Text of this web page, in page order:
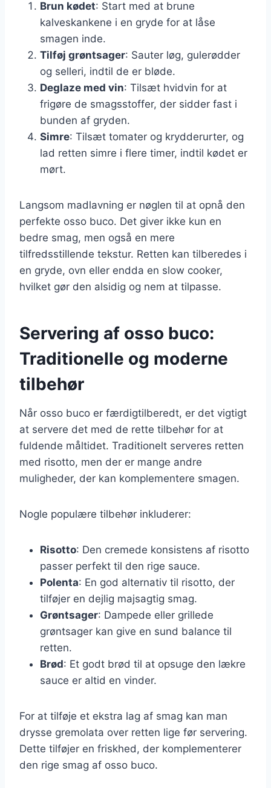
Brun kødet: Start med at brune
kalveskankene i en gryde for at låse
smagen inde.
Tilføj grøntsager: Sauter løg, gulerødder
og selleri, indtil de er bløde.
Deglaze med vin: Tilsæt hvidvin for at
frigøre de smagsstoffer, der sidder fast i
bunden af gryden.
Simre: Tilsæt tomater og krydderurter, og
lad retten simre i flere timer, indtil kødet er
mørt.
Langsom madlavning er nøglen til at opnå den
perfekte osso buco. Det giver ikke kun en
bedre smag, men også en mere
tilfredsstillende tekstur. Retten kan tilberedes i
en gryde, ovn eller endda en slow cooker,
hvilket gør den alsidig og nem at tilpasse.
Servering af osso buco:
Traditionelle og moderne
tilbehør
Når osso buco er færdigtilberedt, er det vigtigt
at servere det med de rette tilbehør for at
fuldende måltidet. Traditionelt serveres retten
med risotto, men der er mange andre
muligheder, der kan komplementere smagen.
Nogle populære tilbehør inkluderer:
Risotto: Den cremede konsistens af risotto
passer perfekt til den rige sauce.
Polenta: En god alternativ til risotto, der
tilføjer en dejlig majsagtig smag.
Grøntsager: Dampede eller grillede
grøntsager kan give en sund balance til
retten.
Brød: Et godt brød til at opsuge den lækre
sauce er altid en vinder.
For at tilføje et ekstra lag af smag kan man
drysse gremolata over retten lige før servering.
Dette tilføjer en friskhed, der komplementerer
den rige smag af osso buco.